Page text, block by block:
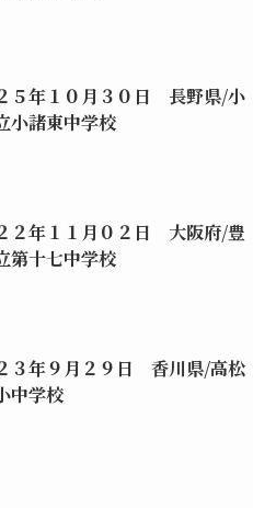
５年１０月３０日 長野県/小
小諸東中学校
２年１１月０２日 大阪府/豊
第十七中学校
３年９月２９日 香川県/高松
中学校